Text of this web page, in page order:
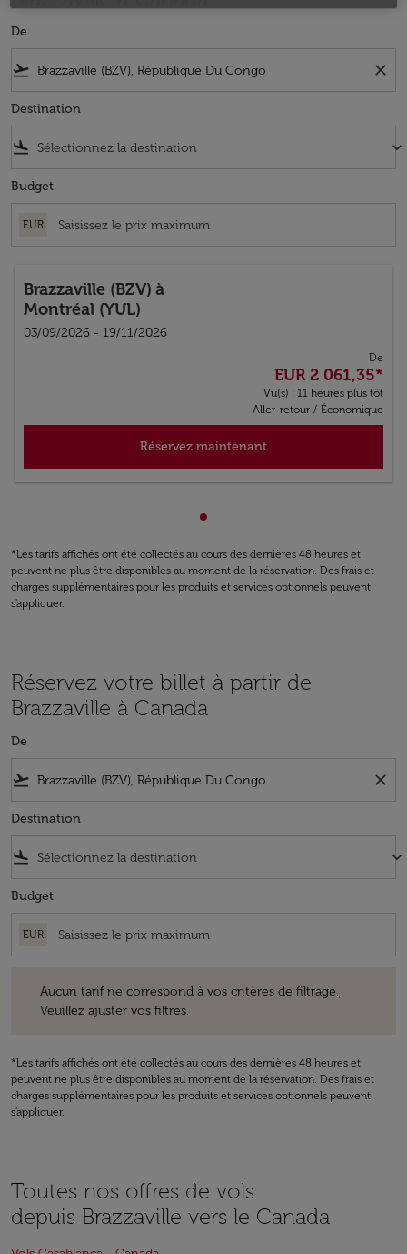
De
flight_takeoff close
Destination
flight_land keyboard_arrow_down
Budget
EUR
Brazzaville (BZV) à
Montréal (YUL)
03/09/2026 - 19/11/2026
De
EUR 2 061,35*
Vu(s) : 11 heures plus tôt
Aller-retour / Économique
Réservez maintenant
Affichage de cmp-
*Les tarifs affichés ont été collectés au cours des dernières 48 heures et
peuvent ne plus être disponibles au moment de la réservation. Des frais et
charges supplémentaires pour les produits et services optionnels peuvent
s'appliquer.
Réservez votre billet à partir de
Brazzaville à Canada
De
flight_takeoff close
Destination
flight_land keyboard_arrow_down
Budget
EUR
Aucun tarif ne correspond à vos critères de filtrage.
Veuillez ajuster vos filtres.
*Les tarifs affichés ont été collectés au cours des dernières 48 heures et
peuvent ne plus être disponibles au moment de la réservation. Des frais et
charges supplémentaires pour les produits et services optionnels peuvent
s'appliquer.
Toutes nos offres de vols
depuis Brazzaville vers le Canada